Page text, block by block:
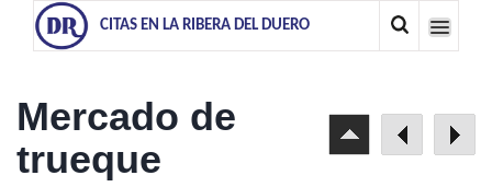
CITAS EN LA RIBERA DEL DUERO
Mercado de
trueque